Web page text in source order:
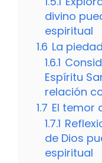
divino
espiritual
1.6 La
1.6.1
Espíritu
relación
1.7 El temor
1.7.1
de Dios
espiritual